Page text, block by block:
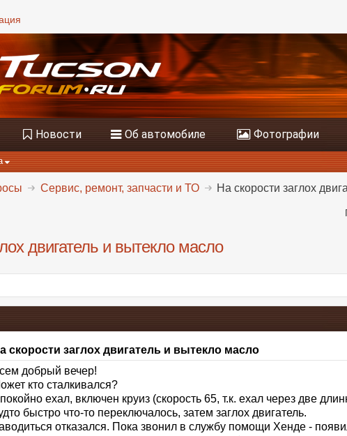
Новости Об автомобиле Фотографии
Сервис, ремонт, запчасти и ТО На скорости заглох
двигатель и вытекло масло
скорости заглох двигатель и вытекло масло
добрый вечер!
кто сталкивался?
ехал, включен круиз (скорость 65, т.к. ехал через две
быстро что-то переключалось, затем заглох двигатель.
отказался. Пока звонил в службу помощи Хенде -